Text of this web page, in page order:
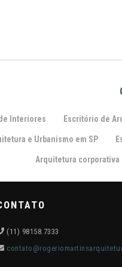
Interiores Escritório de
e Urbanismo em SP
Arquitetura corporativa
(11) 98158.7333